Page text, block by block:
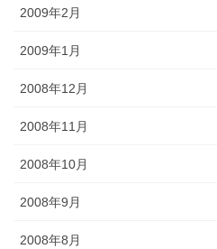
2009年2月
2009年1月
2008年12月
2008年11月
2008年10月
2008年9月
2008年8月